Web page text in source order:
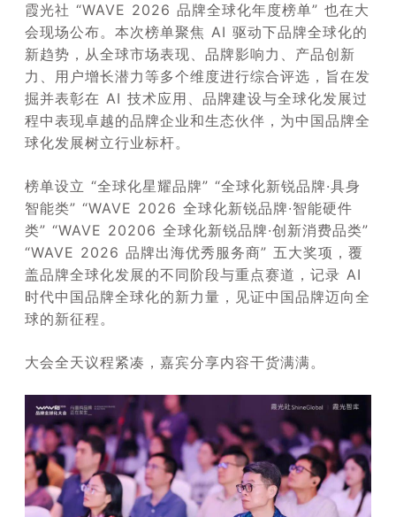
霞光社 “WAVE 2026 品牌全球化年度榜单” 也在大
会现场公布。本次榜单聚焦 AI 驱动下品牌全球化的
新趋势，从全球市场表现、品牌影响力、产品创新
力、用户增长潜力等多个维度进行综合评选，旨在发
掘并表彰在 AI 技术应用、品牌建设与全球化发展过
程中表现卓越的品牌企业和生态伙伴，为中国品牌全
球化发展树立行业标杆。
榜单设立 “全球化星耀品牌” “全球化新锐品牌·具身
智能类” “WAVE 2026 全球化新锐品牌·智能硬件
类” “WAVE 20206 全球化新锐品牌·创新消费品类”
“WAVE 2026 品牌出海优秀服务商” 五大奖项，覆
盖品牌全球化发展的不同阶段与重点赛道，记录 AI
时代中国品牌全球化的新力量，见证中国品牌迈向全
球的新征程。
大会全天议程紧凑，嘉宾分享内容干货满满。